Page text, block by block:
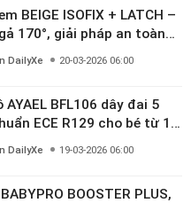
BEIGE ISOFIX + LATCH –
170°, giải pháp an toàn
0–10 tuổi
DailyXe 20-03-2026 06:00
AYAEL BFL106 dây đai 5
ECE R129 cho bé từ 1–
DailyXe 19-03-2026 06:00
BOOSTER PLUS,